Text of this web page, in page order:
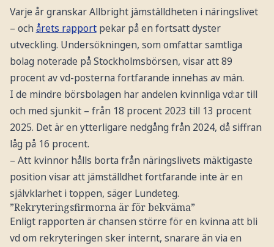
Varje år granskar Allbright jämställdheten i näringslivet
– och årets rapportpekar på en fortsatt dyster
utveckling. Undersökningen, som omfattar samtliga
bolag noterade på Stockholmsbörsen, visar att 89
procent av vd-posterna fortfarande innehas av män.
I de mindre börsbolagen har andelen kvinnliga vd:ar till
och med sjunkit – från 18 procent 2023 till 13 procent
2025. Det är en ytterligare nedgång från 2024, då siffran
låg på 16 procent.
– Att kvinnor hålls borta från näringslivets mäktigaste
position visar att jämställdhet fortfarande inte är en
självklarhet i toppen, säger Lundeteg.
”Rekryteringsfirmorna är för bekväma”
Enligt rapporten är chansen större för en kvinna att bli
vd om rekryteringen sker internt, snarare än via en